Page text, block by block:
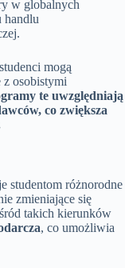
w globalnych
handlu
mogą
z osobistymi
te uwzględniają
co zwiększa
studentom różnorodne
zmieniające się
takich kierunków
, co umożliwia